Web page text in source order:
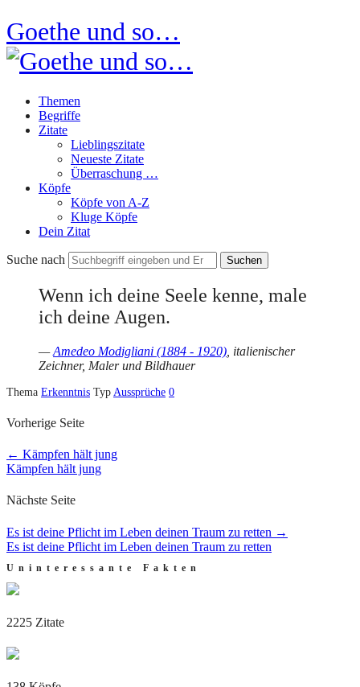
Goethe und so…
Themen
Begriffe
Zitate
Lieblingszitate
Neueste Zitate
Überraschung …
Köpfe
Köpfe von A-Z
Kluge Köpfe
Dein Zitat
Suche nach
Wenn ich deine Seele kenne, male
ich deine Augen.
—Amedeo Modigliani (1884 - 1920) , italienischer
Zeichner, Maler und Bildhauer
Thema Erkenntnis Typ Aussprüche 0
Vorherige Seite
← Kämpfen hält jung
Kämpfen hält jung
Nächste Seite
Es ist deine Pflicht im Leben deinen Traum zu retten →
Es ist deine Pflicht im Leben deinen Traum zu retten
Uninteressante Fakten
2225 Zitate